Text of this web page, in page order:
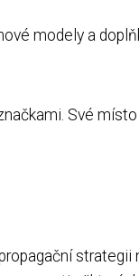
modely a
Své